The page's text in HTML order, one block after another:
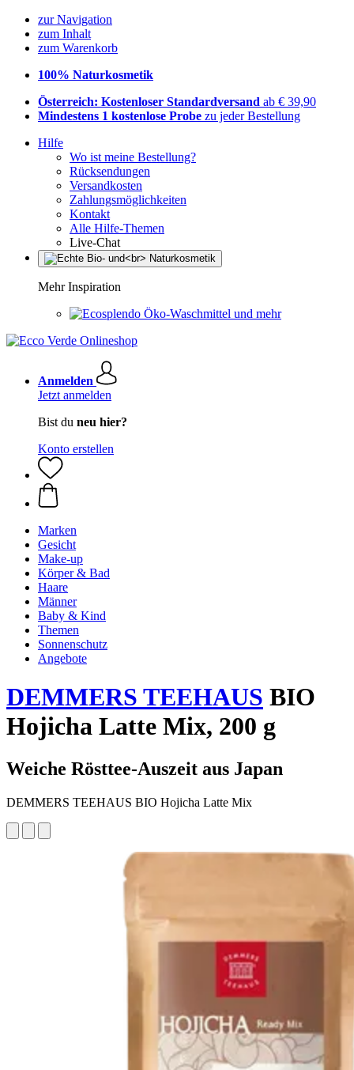
zur Navigation
zum Inhalt
zum Warenkorb
100% Naturkosmetik
Österreich: Kostenloser Standardversand ab € 39,90
Mindestens 1 kostenlose Probe zu jeder Bestellung
Hilfe
Wo ist meine Bestellung?
Rücksendungen
Versandkosten
Zahlungsmöglichkeiten
Kontakt
Alle Hilfe-Themen
Live-Chat
Mehr Inspiration
Öko-Waschmittel und mehr
Anmelden
Jetzt anmelden
Bist du neu hier?
Konto erstellen
Marken
Gesicht
Make-up
Körper & Bad
Haare
Männer
Baby & Kind
Themen
Sonnenschutz
Angebote
DEMMERS TEEHAUS BIO
Hojicha Latte Mix, 200 g
Weiche Rösttee-Auszeit aus Japan
DEMMERS TEEHAUS BIO Hojicha Latte Mix